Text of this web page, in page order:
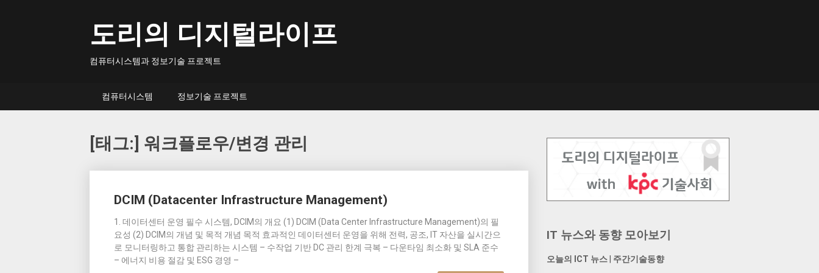
도리의 디지털라이프
컴퓨터시스템과 정보기술 프로젝트
컴퓨터시스템 정보기술 프로젝트
[태그:] 워크플로우/변경 관리
DCIM (Datacenter Infrastructure Management)
1. 데이터센터 운영 필수 시스템, DCIM의 개요 (1) DCIM (Data Center Infrastructure Management)의 필
요성 (2) DCIM의 개념 및 목적 개념 목적 효과적인 데이터센터 운영을 위해 전력, 공조, IT 자산을 실시간으
로 모니터링하고 통합 관리하는 시스템 – 수작업 기반 DC 관리 한계 극복 – 다운타임 최소화 및 SLA 준수
– 에너지 비용 절감 및 ESG 경영 –
navigation
IT 뉴스와 동향 모아보기
오늘의 ICT 뉴스 주간기술동향